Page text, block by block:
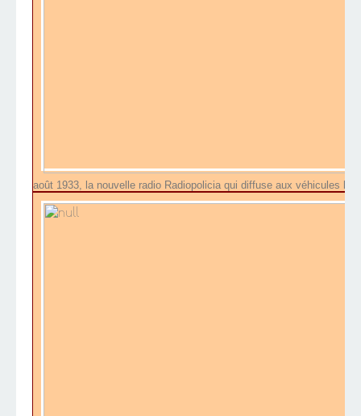
août 1933, la nouvelle radio Radiopolicia qui diffuse aux véhicules